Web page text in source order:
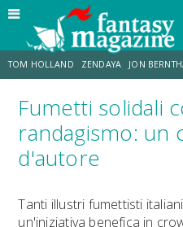
TOM HOLLAND ZENDAYA JON
STRANIMONDI LUCCA COMICS &
Fumetti solidali
randagismo: un
d'autore
Tanti illustri fumettisti
un'iniziativa benefica in